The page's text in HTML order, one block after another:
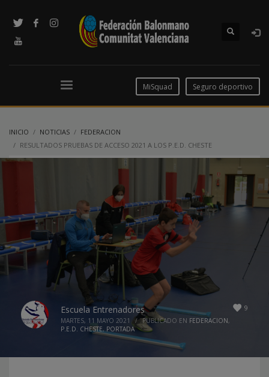
MiSquad Seguro deportivo
INICIO NOTICIAS
FEDERACION
RESULTADOS PRUEBAS DE ACCESO 2021 A LOS P.E.D. CHESTE
9
Escuela Entrenadores
MARTES, 11 MAYO 2021 / PUBLICADO EN FEDERACION,
P.E.D. CHESTE, PORTADA